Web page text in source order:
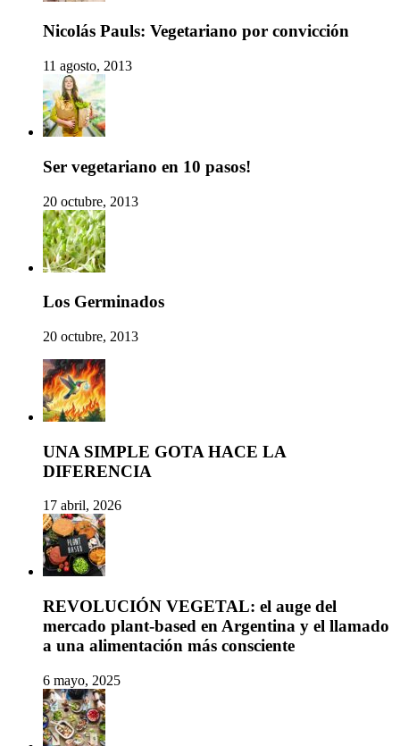
Nicolás Pauls: Vegetariano por convicción
11 agosto, 2013
Ser vegetariano en 10 pasos!
20 octubre, 2013
Los Germinados
20 octubre, 2013
UNA SIMPLE GOTA HACE LA
DIFERENCIA
17 abril, 2026
REVOLUCIÓN VEGETAL: el auge del
mercado plant-based en Argentina y el llamado
a una alimentación más consciente
6 mayo, 2025